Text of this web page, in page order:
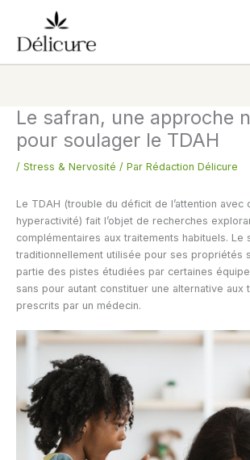
contenu
Le safran, une approche
pour soulager le TDAH
/ Stress & Nervosité / Par Rédaction Délicure
Le TDAH (trouble du déficit de l’attention avec
hyperactivité) fait l’objet de recherches
complémentaires aux traitements habituels. Le
traditionnellement utilisée pour ses propriétés
partie des pistes étudiées par certaines
sans pour autant constituer une alternative aux
prescrits par un médecin.